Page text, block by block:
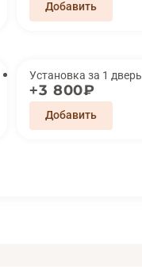
Установка за 1 дверь
3 800₽